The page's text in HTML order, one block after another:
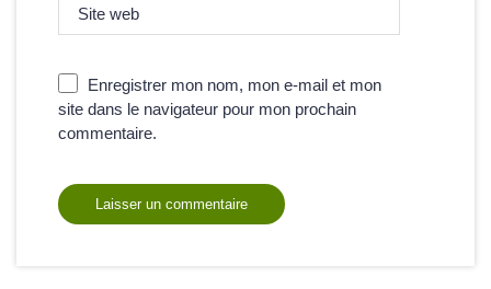
Site web
Enregistrer mon nom, mon e-mail et mon
site dans le navigateur pour mon prochain
commentaire.